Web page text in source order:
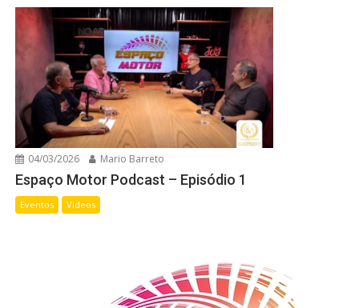
04/03/2026 Mario Barreto
Espaço Motor Podcast – Episódio 1
Eventos Videos